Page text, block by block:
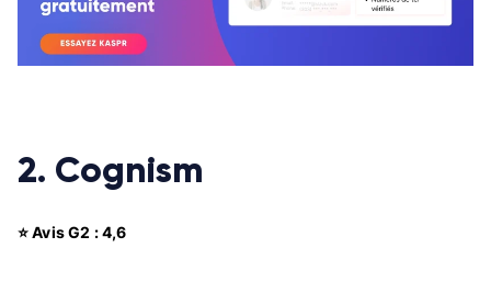
2. Cognism
⭐ Avis G2 : 4,6